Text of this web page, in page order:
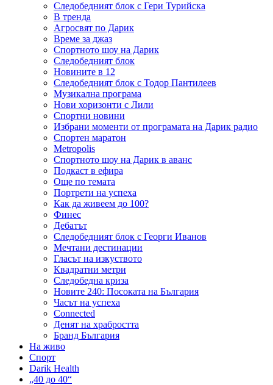
Следобедният блок с Гери Турийска
В тренда
Агросвят по Дарик
Време за джаз
Спортното шоу на Дарик
Следобедният блок
Новините в 12
Следобедният блок с Тодор Пантилеев
Музикална програма
Нови хоризонти с Лили
Спортни новини
Избрани моменти от програмата на Дарик радио
Спортен маратон
Metropolis
Спортното шоу на Дарик в аванс
Подкаст в ефира
Още по темата
Портрети на успеха
Как да живеем до 100?
Финес
Дебатът
Следобедният блок с Георги Иванов
Мечтани дестинации
Гласът на изкуството
Квадратни метри
Следобедна криза
Новите 240: Посоката на България
Часът на успеха
Connected
Денят на храбростта
Бранд България
На живо
Спорт
Darik Health
„40 до 40“